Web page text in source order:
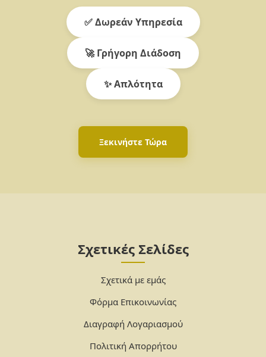
✅ Δωρεάν Υπηρεσία
🚀 Γρήγορη Διάδοση
✨ Απλότητα
Ξεκινήστε Τώρα
Σχετικές Σελίδες
Σχετικά με εμάς
Φόρμα Επικοινωνίας
Διαγραφή Λογαριασμού
Πολιτική Απορρήτου